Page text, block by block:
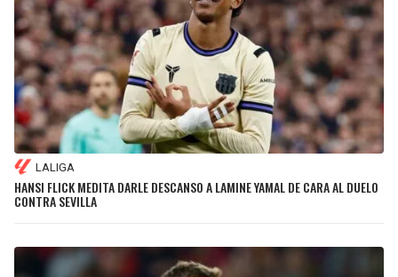
LALIGA
HANSI FLICK MEDITA DARLE DESCANSO A LAMINE YAMAL DE CARA AL DUELO
CONTRA SEVILLA